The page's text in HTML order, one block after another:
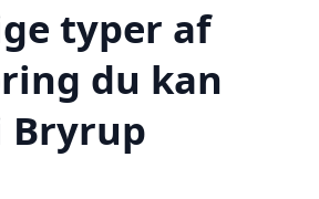
typer af
du kan
Bryrup